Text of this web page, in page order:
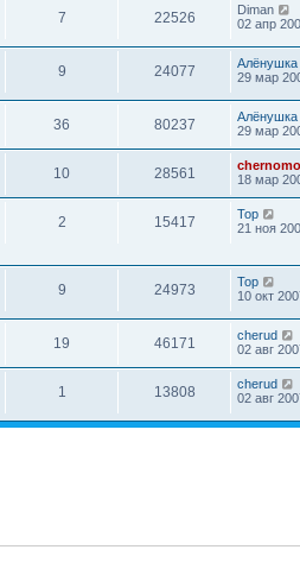
7 22526
Diman
02 апр
9 24077
Алёнушка
29 мар
36 80237
Алёнушка
29 мар
10 28561
18 мар
2 15417
Тор
21 ноя
9 24973
Тор
10 окт
19 46171
cherud
02 авг
1 13808
cherud
02 авг